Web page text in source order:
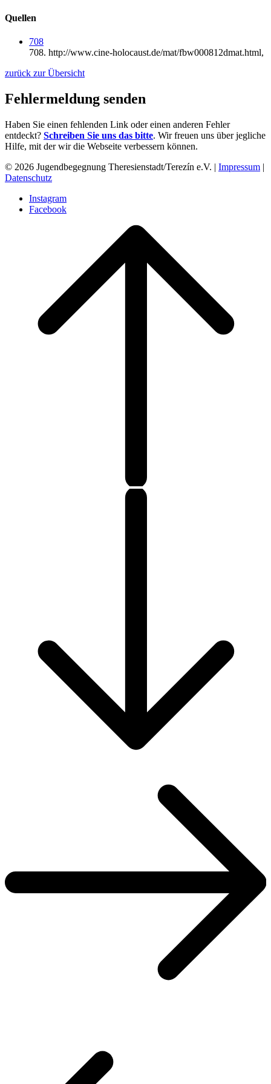
Quellen
708
708. http://www.cine-holocaust.de/mat/fbw000812dmat.html,
zurück zur Übersicht
Fehlermeldung senden
Haben Sie einen fehlenden Link oder einen anderen Fehler
entdeckt? Schreiben Sie uns das bitte. Wir freuen uns über jegliche
Hilfe, mit der wir die Webseite verbessern können.
© 2026 Jugendbegegnung Theresienstadt/Terezín e.V. | Impressum |
Datenschutz
Instagram
Facebook